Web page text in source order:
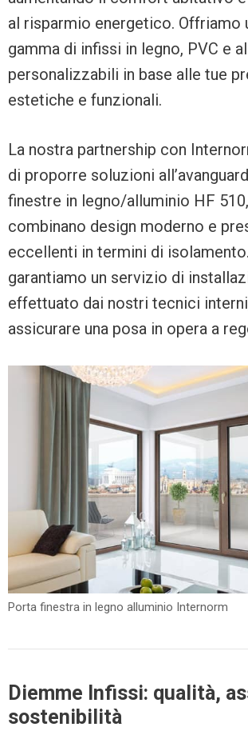
al risparmio energetico. Offriamo
gamma di infissi in legno, PVC e
personalizzabili in base alle tue
estetiche e funzionali.
La nostra partnership con
di proporre soluzioni
finestre in legno/alluminio HF
combinano design moderno e
eccellenti in termini di
garantiamo un servizio di
effettuato dai nostri tecnici
assicurare una posa in opera a
Porta finestra in legno alluminio Internorm
Diemme Infissi: qualità,
sostenibilità